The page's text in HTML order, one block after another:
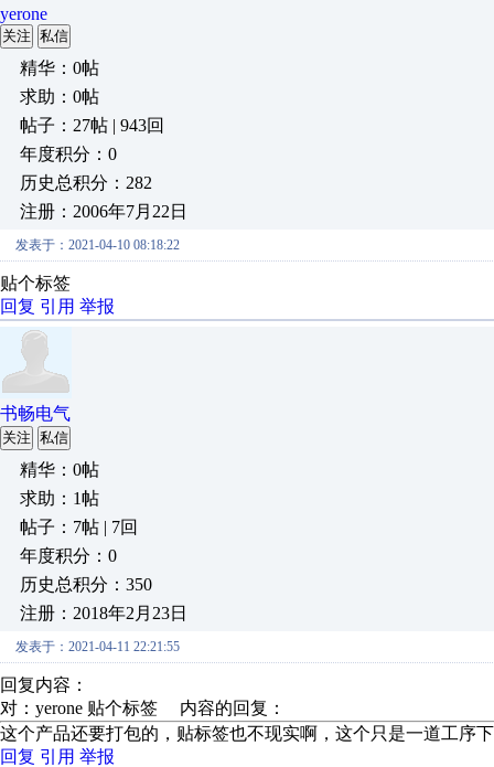
yerone
关注 私信
精华：0帖
求助：0帖
帖子：27帖 | 943回
年度积分：0
历史总积分：282
注册：2006年7月22日
发表于：2021-04-10 08:18:22
贴个标签
回复 引用 举报
书畅电气
关注 私信
精华：0帖
求助：1帖
帖子：7帖 | 7回
年度积分：0
历史总积分：350
注册：2018年2月23日
发表于：2021-04-11 22:21:55
回复内容：
对：yerone 贴个标签 内容的回复：
这个产品还要打包的，贴标签也不现实啊，这个只是一道工序
回复 引用 举报